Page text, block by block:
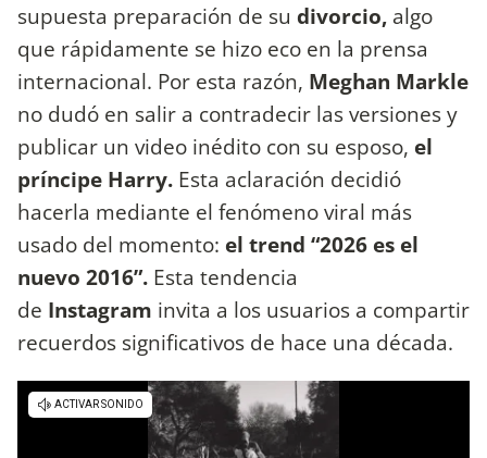
supuesta preparación de su divorcio, algo
que rápidamente se hizo eco en la prensa
internacional. Por esta razón, Meghan Markle
no dudó en salir a contradecir las versiones y
publicar un video inédito con su esposo, el
príncipe Harry. Esta aclaración decidió
hacerla mediante el fenómeno viral más
usado del momento: el trend “2026 es el
nuevo 2016”. Esta tendencia
de Instagram invita a los usuarios a compartir
recuerdos significativos de hace una década.